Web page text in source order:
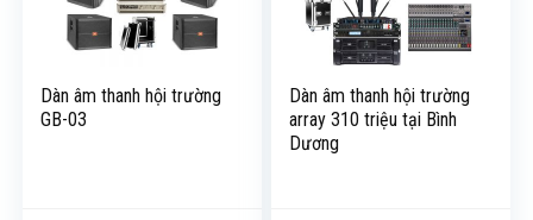
Dàn âm thanh hội trường
GB-03
Dàn âm thanh hội trường
array 310 triệu tại Bình
Dương